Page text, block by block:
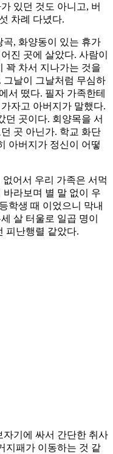
있던 것도 아니고, 버
차례 다녔다.
, 화양동이 있는 휴가
진 곳에 살았다. 사람이
꽉 차서 지나가는 것을
그날이 그날처럼 무심하
서 떴다. 필자 가족한테
자고 아버지가 말했다.
던 곳이다. 회양목을 서
곳 아닌가. 학교 화단
아버지가 정신이 어떻
어서 우리 가족은 서먹
라보며 별 말 없이 우
학생 때 이었으니 막내
살 터울로 일곱 명이
피난행렬 같았다.
기에 싸서 간단한 취사
지패가 이동하는 것 같